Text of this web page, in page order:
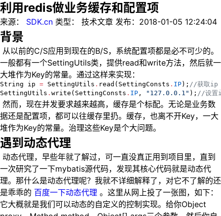
利用redis做业务缓存和配置项
来源： SDK.cn 类型： 技术文章 发布： 2018-01-05 12:24:04
背景
​ 从以前的C/S应用到现在的B/S，系统配置项都是必不可少的。
一般都有一个SettingUtils类，提供read和write方法，然后就一
大堆作为Key的常量。通过这样来实现：
String ip = SettingUtils . read( SettingConsts . IP); //获取ip
SettingUtils . write( SettingConsts . IP , " 127.0.0.1 " ); //设
​ 然而，现在并发要求越来越高，缓存是个标配。无论是业务数
据还是配置项，都可以往缓存里扔。缓存，也离不开Key，一大
堆作为Key的常量。治理这些Key是个大问题。
遇到动态代理
​ 动态代理，早些年就了解过，可一直没真正用到项目里，直到
一次研究了一下mybatis源代码，发现其核心代码就是动态代
理。那什么是动态代理呢？我就不详细解释了，对它不了解的还
是乖乖的 百度一下动态代理 。这里从网上投了一张图，如下：
它大概就是我们可以动态的自定义的控制实现。给你Object